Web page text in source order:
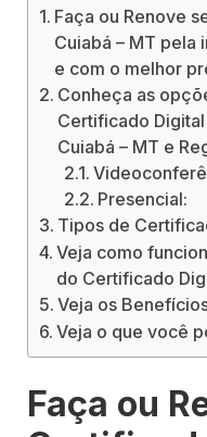
Faça ou Renove
Cuiabá – MT pela
e com o melhor
Conheça as
Certificado
Cuiabá – MT e
Presencial:
Tipos de
Veja como
do Certificado
Veja os
Veja o que você
Faça ou